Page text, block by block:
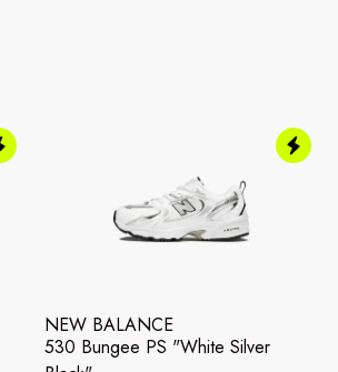
NEW BALANCE
530 Bungee PS "White Silver